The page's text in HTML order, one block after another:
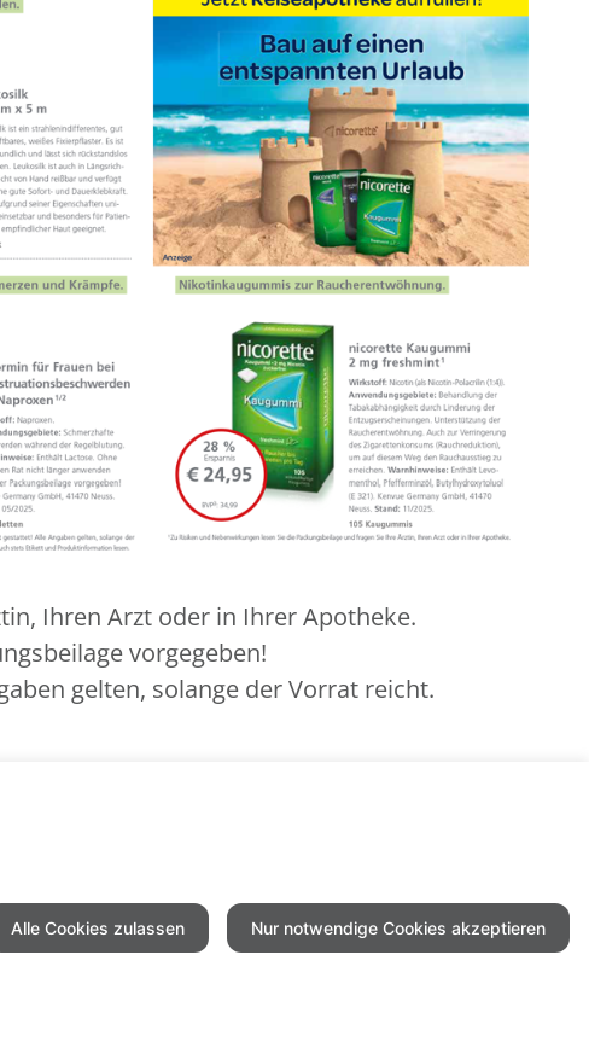
Ihren Arzt oder in Ihrer Apotheke.
vorgegeben!
gelten, solange der Vorrat reicht.
Ihren Tierarzt oder in Ihrer Apotheke.
Alle Cookies zulassen Nur notwendige Cookies akzeptieren